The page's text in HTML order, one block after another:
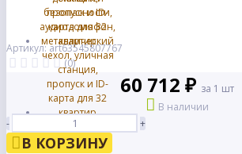
Артикул: art63545807767
(0)
60 712 ₽ за 1 шт
В наличии
-
+
В КОРЗИНУ